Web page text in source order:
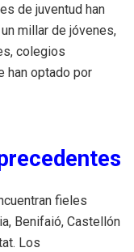
de juventud han
millar de jóvenes,
colegios
han optado por
fieles
Benifaió, Castellón
Los